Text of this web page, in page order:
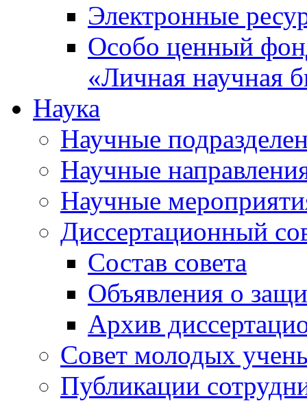
Электронные
Особо ценный
«Личная научная
Наука
Научные
Научные
Научные
Диссертационный
Состав совета
Объявления о
Архив
Совет молодых
Публикации